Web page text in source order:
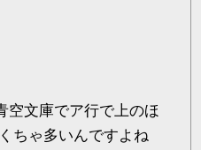
空文庫でア行で上のほ
ちゃ多いんですよね